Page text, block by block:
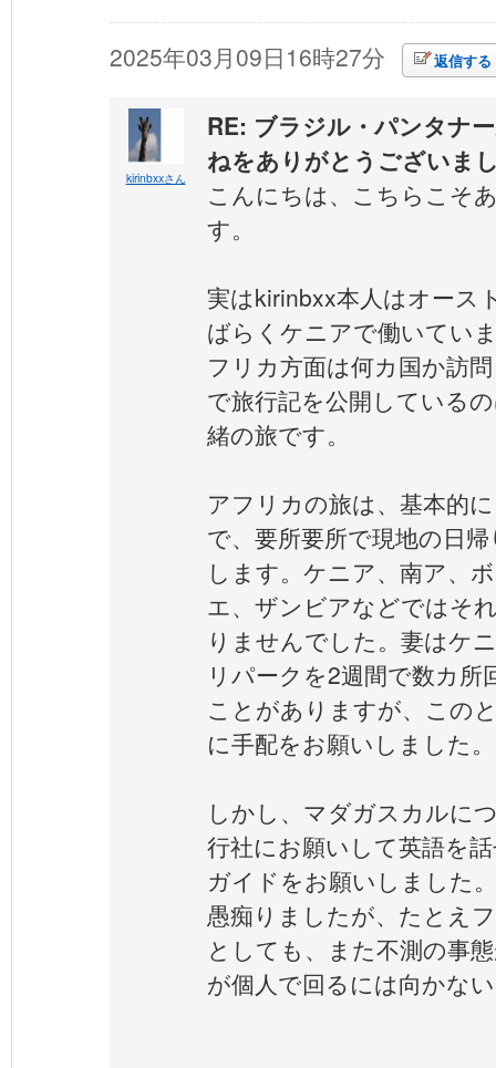
2025年03月09日16時27分 返信する
kirinbxxさん
RE: ブラジル・パンタナ
ねをありがとうございま
こんにちは、こちらこそ
す。
実はkirinbxx本人はオース
ばらくケニアで働いてい
フリカ方面は何カ国か訪
で旅行記を公開している
緒の旅です。
アフリカの旅は、基本的
で、要所要所で現地の日
します。ケニア、南ア、
エ、ザンビアなどではそ
りませんでした。妻はケ
リパークを2週間で数カ
ことがありますが、この
に手配をお願いしました。
しかし、マダガスカルに
行社にお願いして英語を
ガイドをお願いしました
愚痴りましたが、たとえ
としても、また不測の事
が個人で回るには向かな